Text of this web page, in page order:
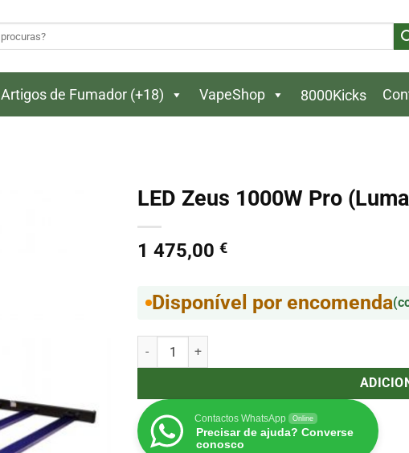
Artigos de Fumador (+18) VapeShop 8000Kicks
LED Zeus 1000W Pro
1 475,00 €
Disponível por encomenda
Quantidade de LED Zeus 1000W Pro (Lumatek)
Contactos WhatsApp Online
Precisar de ajuda? Converse
conosco